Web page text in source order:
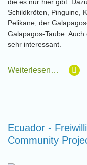
Schildkröten, Pinguine,
Pelikane, der
Galapagos-Taube.
sehr interessant.
Weiterlesen…
Ecuador -
Community